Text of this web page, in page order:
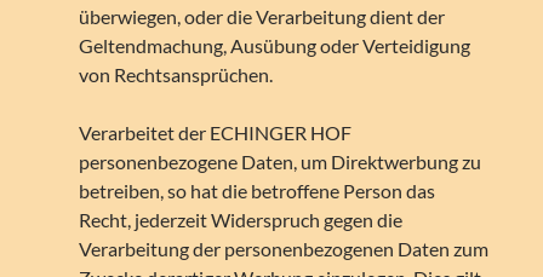
überwiegen, oder die Verarbeitung dient der
Geltendmachung, Ausübung oder Verteidigung
von Rechtsansprüchen.
Verarbeitet der ECHINGER HOF
personenbezogene Daten, um Direktwerbung zu
betreiben, so hat die betroffene Person das
Recht, jederzeit Widerspruch gegen die
Verarbeitung der personenbezogenen Daten zum